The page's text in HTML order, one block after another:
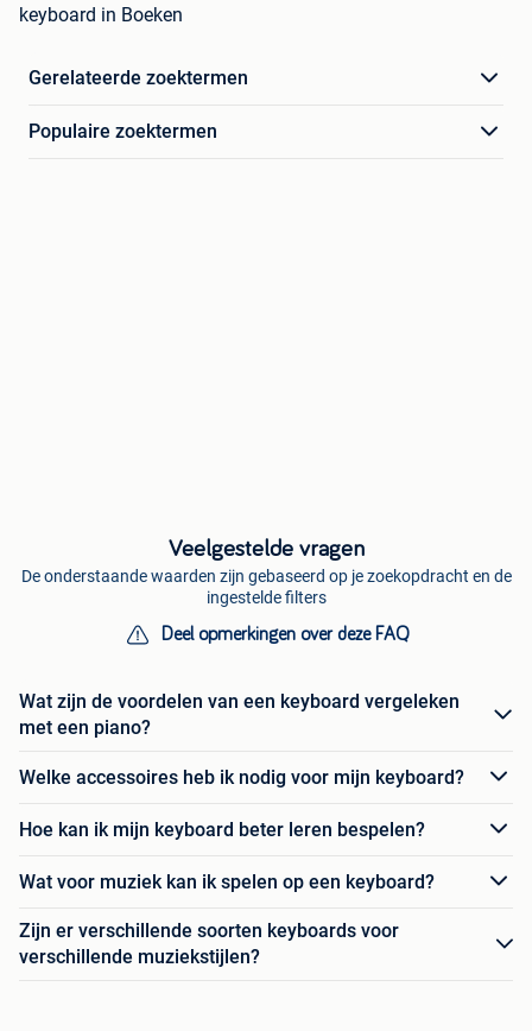
keyboard in Boeken
Gerelateerde zoektermen
Populaire zoektermen
Veelgestelde vragen
De onderstaande waarden zijn gebaseerd op je zoekopdracht en de
ingestelde filters
Deel opmerkingen over deze FAQ
Wat zijn de voordelen van een keyboard vergeleken
met een piano?
Welke accessoires heb ik nodig voor mijn keyboard?
Hoe kan ik mijn keyboard beter leren bespelen?
Wat voor muziek kan ik spelen op een keyboard?
Zijn er verschillende soorten keyboards voor
verschillende muziekstijlen?